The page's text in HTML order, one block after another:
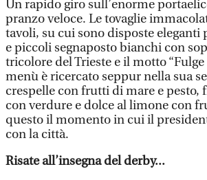
Un rapido giro sull’enorme
pranzo veloce. Le tovaglie
tavoli, su cui sono disposte eleganti
e piccoli segnaposto bianchi con
tricolore del Trieste e il motto
menù è ricercato seppur nella sua
crespelle con frutti di mare e pesto,
con verdure e dolce al limone con
questo il momento in cui il
con la città.
Risate all’insegna del derby...